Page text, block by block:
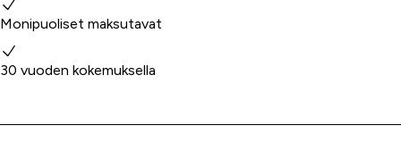
Monipuoliset maksutavat
30 vuoden kokemuksella